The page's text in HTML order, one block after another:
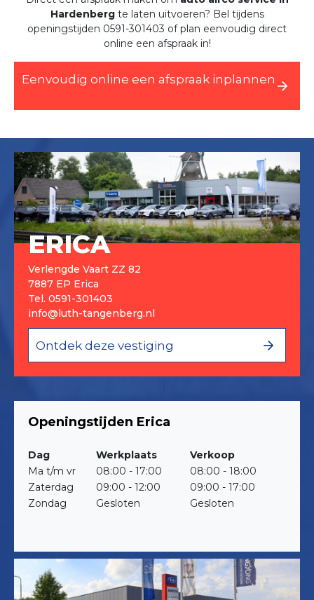
Hardenbergte laten uitvoeren? Bel tijdens
openingstijden 0591-301403 of plan eenvoudig direct
online een afspraak in!
Eenvoudig online een afspraak inplannen
ERICA
Verlengde Vaart ZZ 82
7887 EP Erica
Tel. 0591-301403
info@luth-tangenberg.nl
Ontdek deze vestiging
Openingstijden Erica
Dag Werkplaats
Verkoop
Ma t/m vr
08:00 - 17:00
08:00 - 18:00
Zaterdag
09:00 - 12:00
09:00 - 17:00
Zondag
Gesloten Gesloten